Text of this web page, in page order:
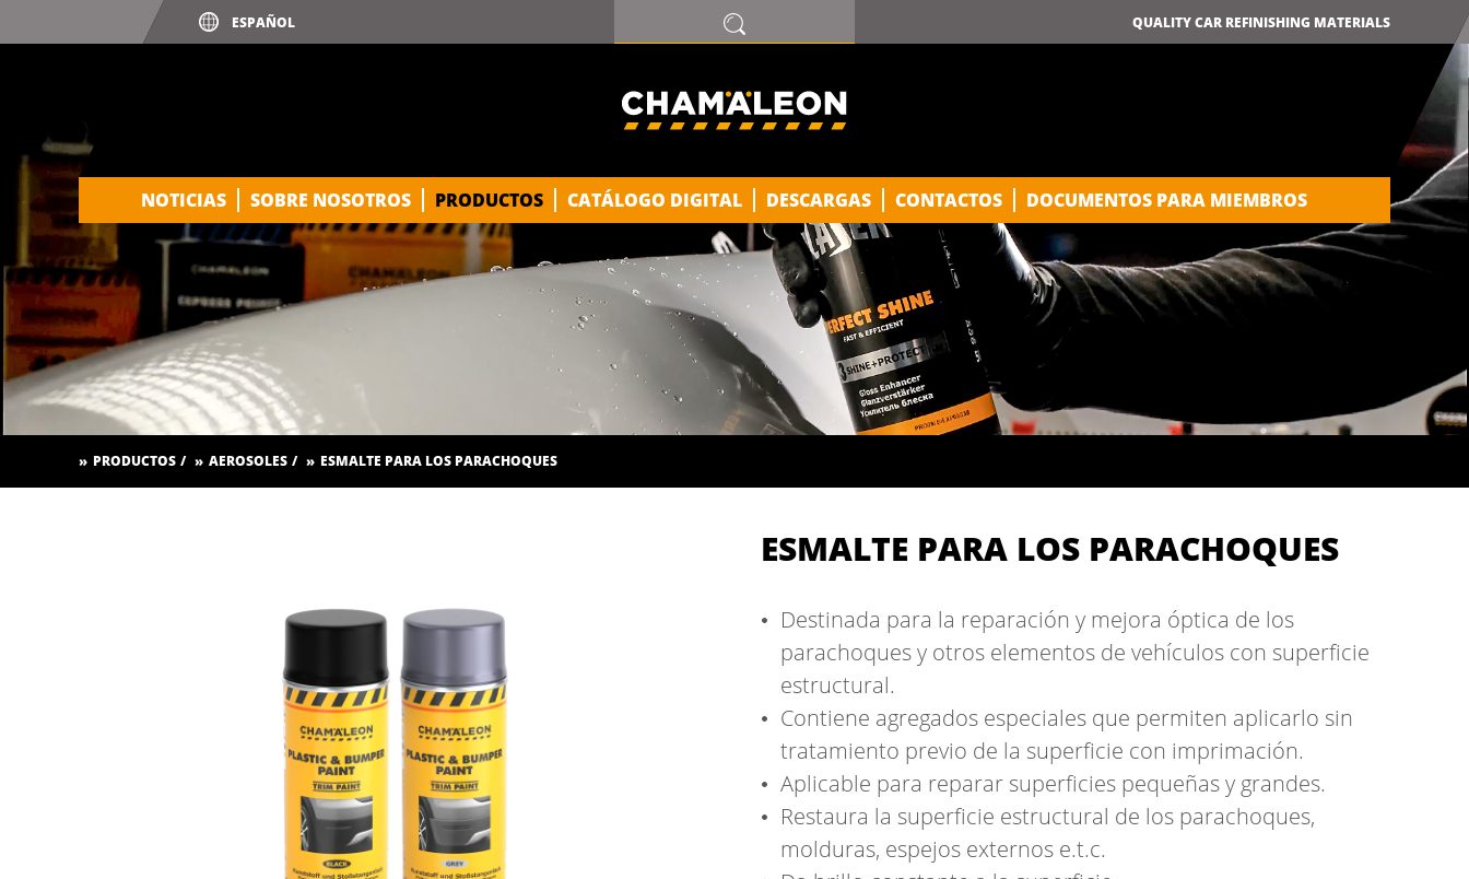
QUALITY CAR REFINISHING MATERIALS
NOTICIAS SOBRE NOSOTROS PRODUCTOS CATÁLOGO DIGITAL DESCARGAS CONTACTOS DOCUMENTOS PARA MIEMBROS
PRODUCTOS AEROSOLES ESMALTE PARA LOS PARACHOQUES
ESMALTE PARA LOS PARACHOQUES
Destinada para la reparación y mejora óptica de los
parachoques y otros elementos de vehículos con superficie
estructural.
Contiene agregados especiales que permiten aplicarlo sin
tratamiento previo de la superficie con imprimación.
Aplicable para reparar superficies pequeñas y grandes.
Restaura la superficie estructural de los parachoques,
molduras, espejos externos e.t.c.
PINTURA TRANPARENTE PARA VIDRIO Y PLASTICO
PRE-LLENADO - CONVERTIDOR 2K A 1K
RECUBRIMIENTO ANTIGRAVILLA
RECUBRIMIENTO ANTIGRAVILLA PREMIUM
RECUBRIMIENTO CON ZINC Y ALUMINIO
REMOVEDOR DE PINTURAS
REMOVEDOR DE SILICONA
SOLVENTE RETOQUE
SPRAY EFECTO CROMADO
SELLADORES Y PEGAMENTOS
CONSUMIBLES
CHAM.PROTECT